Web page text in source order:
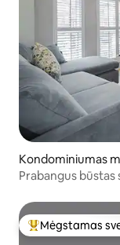
Kondominiumas
Prabangus
Svečių
Mėgstamas